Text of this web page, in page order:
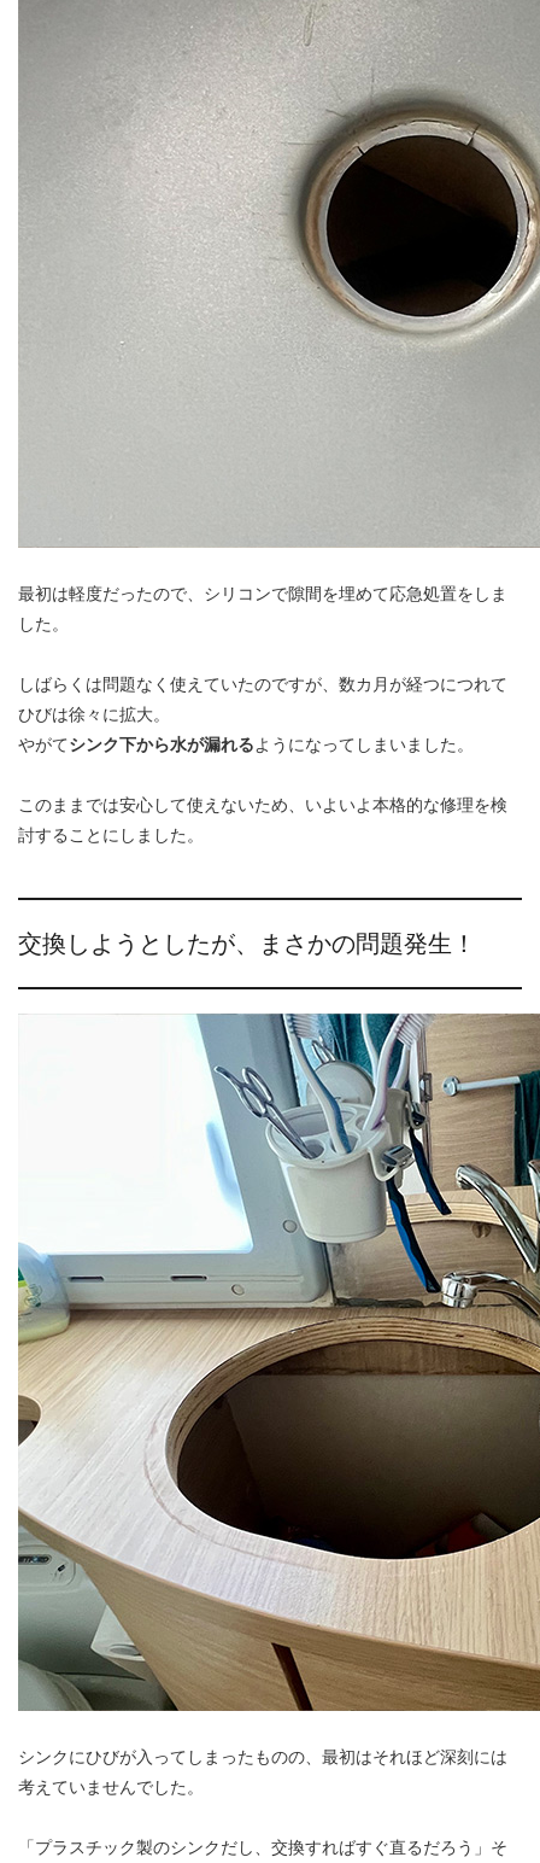
最初は軽度だったので、シリコンで隙間を埋めて応急処置をしま
した。
しばらくは問題なく使えていたのですが、数カ月が経つにつれて
ひびは徐々に拡大。
やがてシンク下から水が漏れるようになってしまいました。
このままでは安心して使えないため、いよいよ本格的な修理を検
討することにしました。
交換しようとしたが、まさかの問題発生！
シンクにひびが入ってしまったものの、最初はそれほど深刻には
考えていませんでした。
「プラスチック製のシンクだし、交換すればすぐ直るだろう」そ